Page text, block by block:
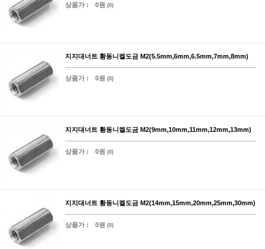
상품가 : 0원 (0)
지지대너트 황동니켈도금 M2(5.5mm,6mm,6.5mm,7mm,8mm)
상품가 : 0원 (0)
지지대너트 황동니켈도금 M2(9mm,10mm,11mm,12mm,13mm)
상품가 : 0원 (0)
지지대너트 황동니켈도금 M2(14mm,15mm,20mm,25mm,30mm)
상품가 : 0원 (0)